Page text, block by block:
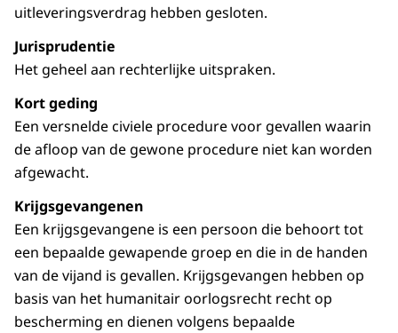
uitleveringsverdrag hebben gesloten.
Jurisprudentie
Het geheel aan rechterlijke uitspraken.
Kort geding
Een versnelde civiele procedure voor gevallen waarin
de afloop van de gewone procedure niet kan worden
afgewacht.
Krijgsgevangenen
Een krijgsgevangene is een persoon die behoort tot
een bepaalde gewapende groep en die in de handen
van de vijand is gevallen. Krijgsgevangen hebben op
basis van het humanitair oorlogsrecht recht op
bescherming en dienen volgens bepaalde